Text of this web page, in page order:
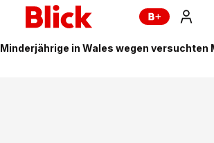
Minderjährige in Wales wegen versuchten